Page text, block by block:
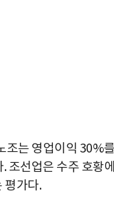
는 영업이익 30%
조선업은 수주 호황
평가다.